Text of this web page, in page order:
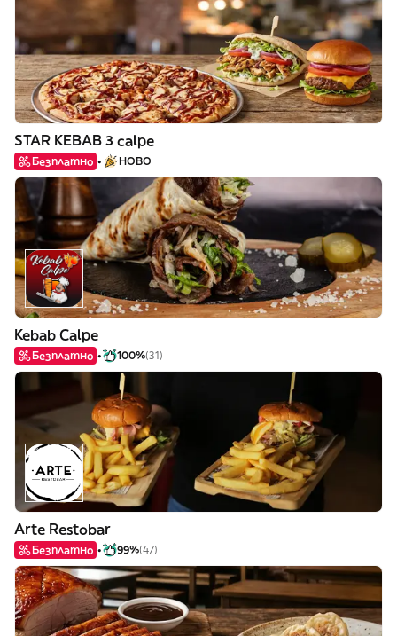
STAR KEBAB 3 calpe
Безплатно НОВО
Kebab Calpe
Безплатно 100%(31)
Arte Restobar
Безплатно 99%(47)